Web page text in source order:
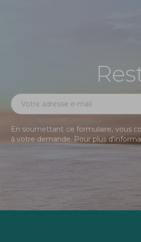
En soumettant ce formulaire, vous
à votre demande. Pour plus